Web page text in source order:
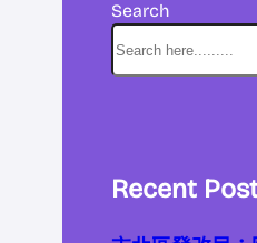
Search
Recent